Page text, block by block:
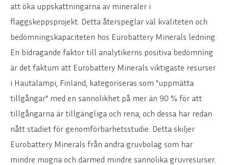
att öka uppskattningarna av mineraler i
flaggskeppsprojekt. Detta återspeglar väl kvaliteten och
bedömningskapaciteten hos Eurobattery Minerals ledning.
En bidragande faktor till analytikerns positiva bedömning
är det faktum att Eurobattery Minerals viktigaste resurser
i Hautalampi, Finland, kategoriseras som "uppmätta
tillgångar" med en sannolikhet på mer än 90 % för att
tillgångarna är tillgängliga och rena, och dessa har redan
nått stadiet för genomförbarhetsstudie. Detta skiljer
Eurobattery Minerals från andra gruvbolag som har
mindre mogna och därmed mindre sannolika gruvresurser.